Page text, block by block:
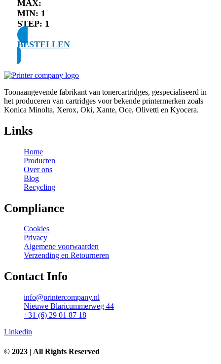
MAX:
MIN: 1
STEP: 1
BESTELLEN
Toonaangevende fabrikant van tonercartridges, gespecialiseerd in
het produceren van cartridges voor bekende printermerken zoals
Konica Minolta, Xerox, Oki, Xante, Oce, Olivetti en Kyocera.
Links
Home
Producten
Over ons
Blog
Recycling
Compliance
Cookies
Privacy
Algemene voorwaarden
Verzending en Retourneren
Contact Info
info@printercompany.nl
Nieuwe Blaricummerweg 44
+31 (6) 29 01 87 18
Linkedin
© 2023 | All Rights Reserved